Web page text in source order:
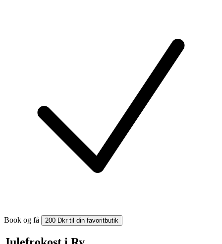
Book og få 200 Dkr til din favoritbutik